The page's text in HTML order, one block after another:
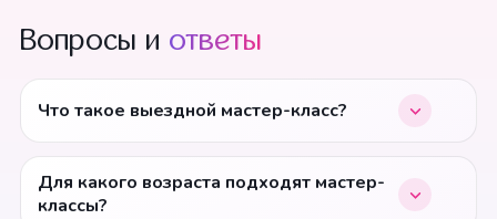
Вопросы и ответы
Что такое выездной мастер-класс?
Для какого возраста подходят мастер-
классы?